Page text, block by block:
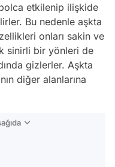
etkilenip ilişkide
Bu nedenle aşkta
onları sakin ve
sinirli bir yönleri de
gizlerler. Aşkta
diğer alanlarına